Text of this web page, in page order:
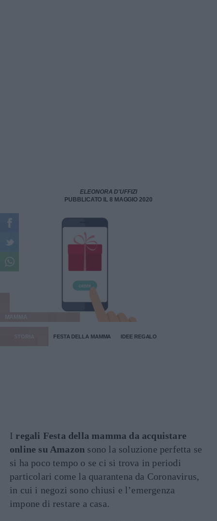
ELEONORA D'UFFIZI
PUBBLICATO IL 8 MAGGIO 2020
FESTA DELLA MAMMA IDEE REGALO
I regali Festa della mamma da acquistare
online su Amazon sono la soluzione perfetta se
si ha poco tempo o se ci si trova in periodi
particolari come la quarantena da Coronavirus,
in cui i negozi sono chiusi e l’emergenza
impone di restare a casa.